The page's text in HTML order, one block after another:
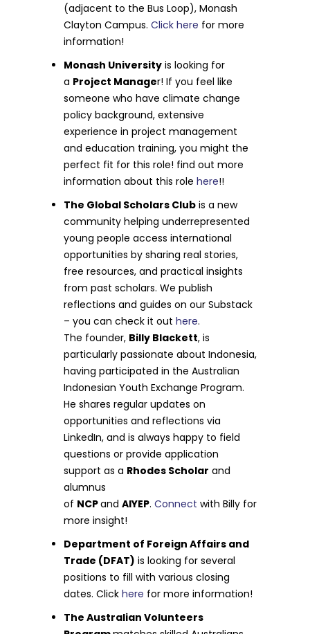
(adjacent to the Bus Loop), Monash
Clayton Campus.Click here for more
information!
Monash University is looking for
a Project Manager! If you feel like
someone who have climate change
policy background, extensive
experience in project management
and education training, you might the
perfect fit for this role! find out more
information about this rolehere!!
The Global Scholars Club is a new
community helping underrepresented
young people access international
opportunities by sharing real stories,
free resources, and practical insights
from past scholars. We publish
reflections and guides on our Substack
– you can check it outhere.
The founder, Billy Blackett, is
particularly passionate about Indonesia,
having participated in the Australian
Indonesian Youth Exchange Program.
He shares regular updates on
opportunities and reflections via
LinkedIn, and is always happy to field
questions or provide application
support as a Rhodes Scholar and
alumnus
of NCPandAIYEP.Connectwith Billy for
more insight!
Department of Foreign Affairs and
Trade (DFAT) is looking for several
positions to fill with various closing
dates. Click here for more information!
The Australian Volunteers